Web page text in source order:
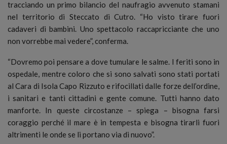
tracciando un primo bilancio del naufragio avvenuto stamani
nel territorio di Steccato di Cutro. “Ho visto tirare fuori
cadaveri di bambini. Uno spettacolo raccapricciante che uno
non vorrebbe mai vedere”, conferma.
“Dovremo poi pensare a dove tumulare le salme. I feriti sono in
ospedale, mentre coloro che si sono salvati sono stati portati
al Cara di Isola Capo Rizzuto e rifocillati dalle forze dell’ordine,
i sanitari e tanti cittadini e gente comune. Tutti hanno dato
manforte. In queste circostanze – spiega – bisogna farsi
coraggio perché il mare è in tempesta e bisogna tirarli fuori
altrimenti le onde se li portano via di nuovo”.